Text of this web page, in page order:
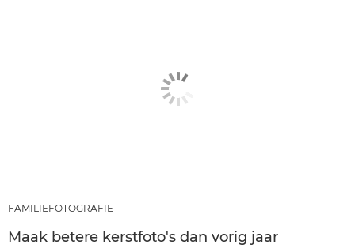
FAMILIEFOTOGRAFIE
Maak betere kerstfoto's dan vorig jaar